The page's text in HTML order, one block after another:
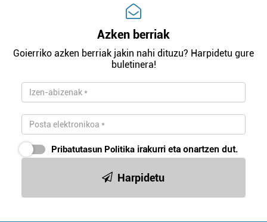
Azken berriak
Goierriko azken berriak jakin nahi dituzu? Harpidetu gure
buletinera!
Pribatutasun Politika irakurri eta onartzen dut.
Harpidetu